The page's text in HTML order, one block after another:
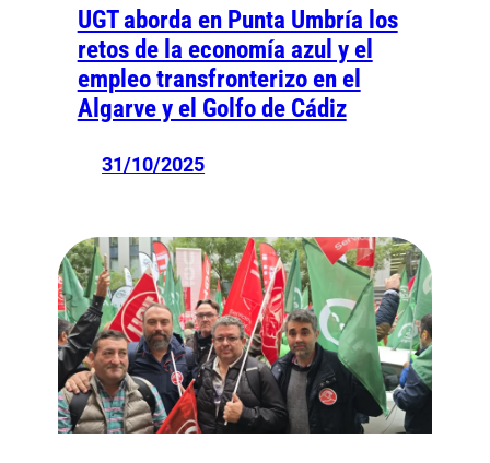
UGT aborda en Punta Umbría los
retos de la economía azul y el
empleo transfronterizo en el
Algarve y el Golfo de Cádiz
31/10/2025